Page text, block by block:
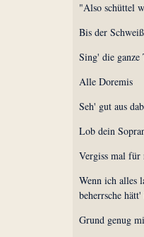
"Also schüttel
Bis der
Sing' die ganze
Alle Doremis
Seh' gut aus
Lob dein
Vergiss mal für
Wenn ich alles
beherrsche
Grund genug